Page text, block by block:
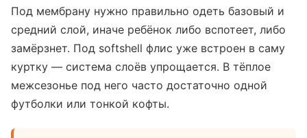
Под мембрану нужно правильно одеть базовый и
средний слой, иначе ребёнок либо вспотеет, либо
замёрзнет. Под softshell флис уже встроен в саму
куртку — система слоёв упрощается. В тёплое
межсезонье под него часто достаточно одной
футболки или тонкой кофты.